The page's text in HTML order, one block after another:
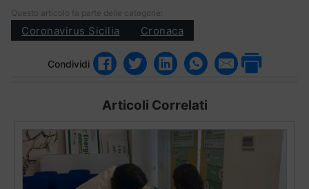
Questo articolo fa parte delle categorie:
Coronavirus Sicilia Cronaca
Condividi
Articoli Correlati